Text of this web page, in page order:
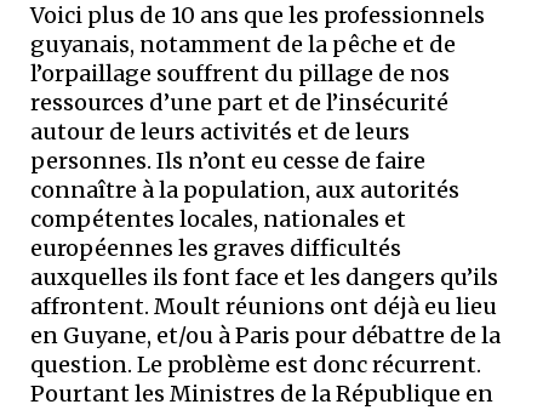
Voici plus de 10 ans que les professionnels
guyanais, notamment de la pêche et de
l’orpaillage souffrent du pillage de nos
ressources d’une part et de l’insécurité
autour de leurs activités et de leurs
personnes. Ils n’ont eu cesse de faire
connaître à la population, aux autorités
compétentes locales, nationales et
européennes les graves difficultés
auxquelles ils font face et les dangers qu’ils
affrontent. Moult réunions ont déjà eu lieu
en Guyane, et/ou à Paris pour débattre de la
question. Le problème est donc récurrent.
Pourtant les Ministres de la République en